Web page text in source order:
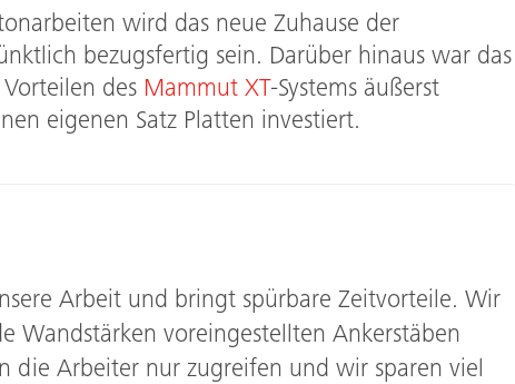
wird das neue Zuhause der
bezugsfertig sein. Darüber hinaus war das
Vorteilen des Mammut XT -Systems äußerst
eigenen Satz Platten investiert.
Arbeit und bringt spürbare Zeitvorteile. Wir
Wand­stärken voreingestellten Ankerstäben
die Arbeiter nur zugreifen und wir sparen viel